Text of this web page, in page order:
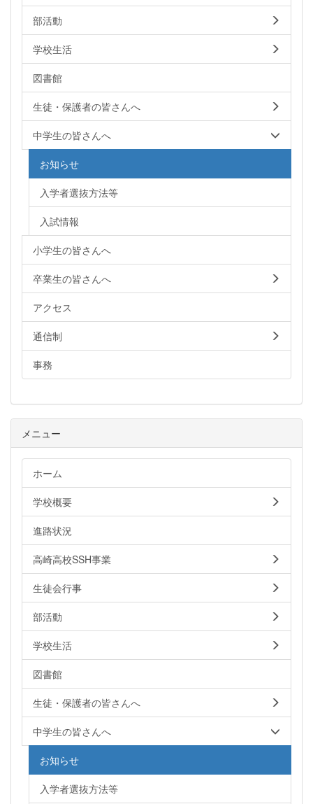
部活動
学校生活
図書館
生徒・保護者の皆さんへ
中学生の皆さんへ
お知らせ
入学者選抜方法等
入試情報
小学生の皆さんへ
卒業生の皆さんへ
アクセス
通信制
事務
メニュー
ホーム
学校概要
進路状況
高崎高校SSH事業
生徒会行事
部活動
学校生活
図書館
生徒・保護者の皆さんへ
中学生の皆さんへ
お知らせ
入学者選抜方法等